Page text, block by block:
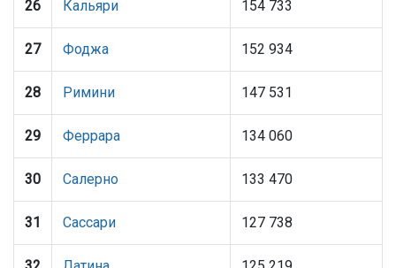
26 Кальяри 154 733
27 Фоджа 152 934
28 Римини 147 531
29 Феррара 134 060
30 Салерно 133 470
31 Сассари 127 738